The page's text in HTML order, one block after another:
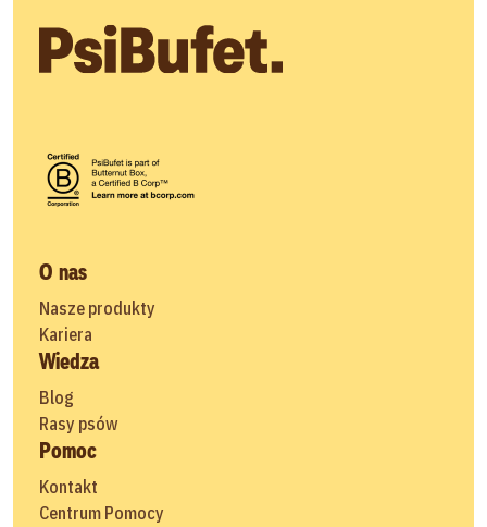
O nas
Nasze produkty
Kariera
Wiedza
Blog
Rasy psów
Pomoc
Kontakt
Centrum Pomocy